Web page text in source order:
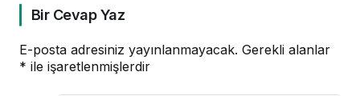
Bir Cevap Yaz
E-posta adresiniz yayınlanmayacak. Gerekli alanlar
* ile işaretlenmişlerdir